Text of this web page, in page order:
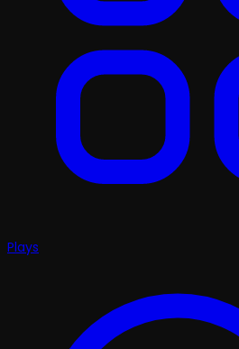
Plays